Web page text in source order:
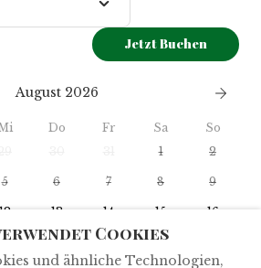
sagen über uns ▾
Jetzt Buchen
August 2026
Do Fr Sa
So
1 2
5 6 7 8 9
12 13 14 15 16
20 21 22
Cookies
und ähnliche Technologien,